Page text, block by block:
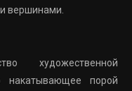
вершинами.
художественной
накатывающее порой